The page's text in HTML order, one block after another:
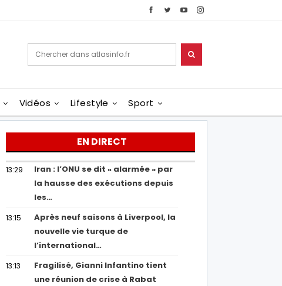
Vidéos Lifestyle Sport
EN DIRECT
13:29
Iran : l’ONU se dit « alarmée » par
la hausse des exécutions depuis
les…
13:15
Après neuf saisons à Liverpool, la
nouvelle vie turque de
l’international…
13:13
Fragilisé, Gianni Infantino tient
une réunion de crise à Rabat